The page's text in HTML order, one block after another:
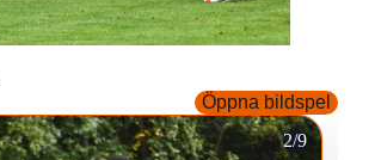
Öppna bildspel
2/9